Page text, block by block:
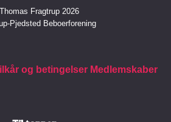
Fragtrup 2026
Pjedsted Beboerforening
og betingelser Medlemskaber